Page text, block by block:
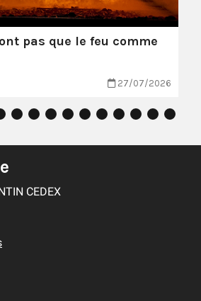
pas que le feu comme
27/07/2026
CEDEX